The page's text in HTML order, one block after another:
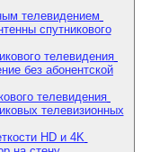
телевидением
спутникового
телевидения
без абонентской
телевидения
телевизионных
высокой четкости HD и 4K